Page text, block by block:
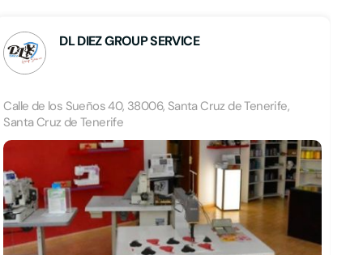
DL DIEZ GROUP SERVICE
Calle de los Sueños 40, 38006, Santa Cruz de Tenerife,
Santa Cruz de Tenerife